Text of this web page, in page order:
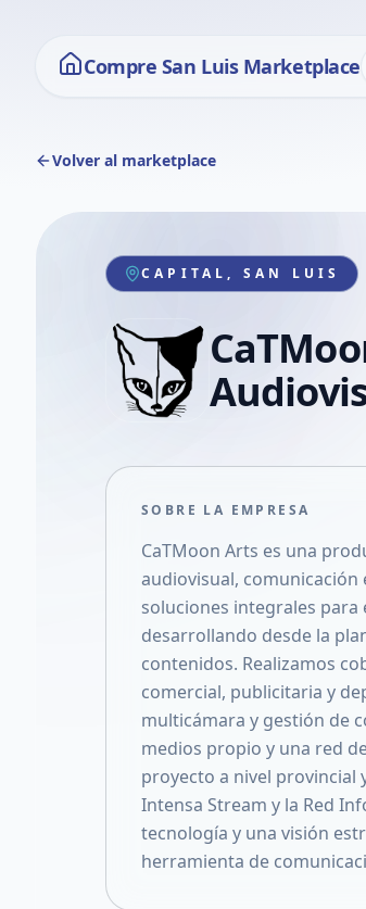
Compre San Luis Marketplace
Volver al marketplace
CAPITAL, SAN LUIS
SOBRE LA EMPRESA
CaTMoon Arts es una
audiovisual,
soluciones integrales
desarrollando desde la
contenidos. Realizamos
comercial, publicitaria y
multicámara y gestión de
medios propio y una red
proyecto a nivel provincial
Intensa Stream y la Red
tecnología y una visión
herramienta de